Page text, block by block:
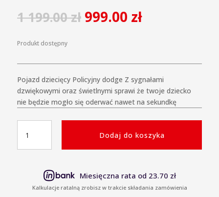
1 199.00zł 999.00 zł
Produkt dostępny
Pojazd dziecięcy Policyjny dodge Z sygnałami
dzwiękowymi oraz świetlnymi sprawi że twoje dziecko
nie będzie mogło się oderwać nawet na sekundkę
Auto
Na
Dodaj do koszyka
Miesięczna rata od 23.70 zł
Kalkulacje ratalną zrobisz w trakcie składania zamówienia